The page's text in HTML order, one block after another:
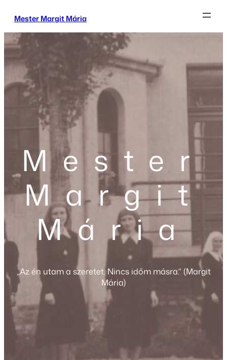
Mester Margit Mária
Mester
Margit
Mária
„Az én utam a szeretet. Nincs időm másra.” (Margit
Mária)